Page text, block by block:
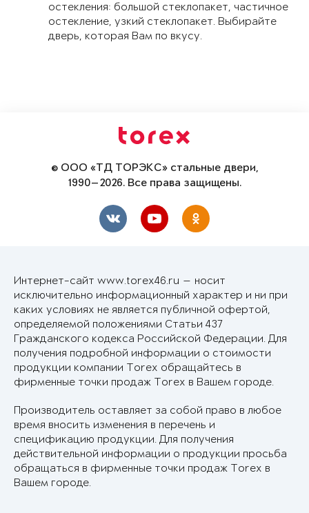
остекления: большой стеклопакет, частичное
остекление, узкий стеклопакет. Выбирайте
дверь, которая Вам по вкусу.
© ООО «ТД ТОРЭКС» стальные двери,
1990—2026. Все права защищены.
Интернет-сайт www.torex46.ru — носит
исключительно информационный характер и ни при
каких условиях не является публичной офертой,
определяемой положениями Статьи 437
Гражданского кодекса Российской Федерации. Для
получения подробной информации о стоимости
продукции компании Torex обращайтесь в
фирменные точки продаж Torex в Вашем городе.
Производитель оставляет за собой право в любое
время вносить изменения в перечень и
спецификацию продукции. Для получения
действительной информации о продукции просьба
обращаться в фирменные точки продаж Torex в
Вашем городе.